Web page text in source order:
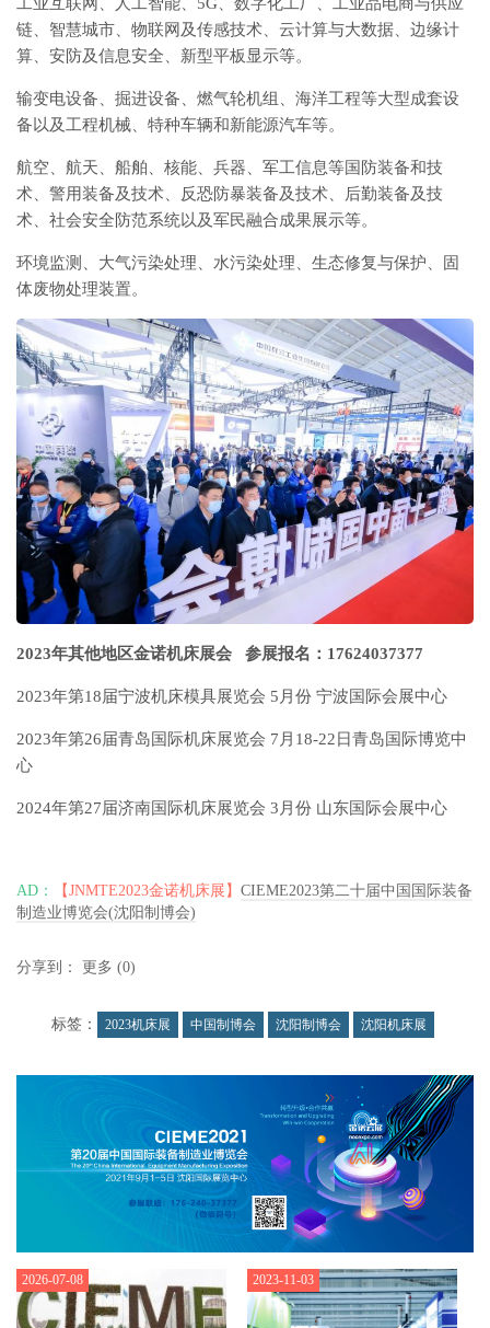
链、智慧城市、物联网及传感技术、云计算与大数据、边缘计
算、安防及信息安全、新型平板显示等。
输变电设备、掘进设备、燃气轮机组、海洋工程等大型成套设
备以及工程机械、特种车辆和新能源汽车等。
航空、航天、船舶、核能、兵器、军工信息等国防装备和技
术、警用装备及技术、反恐防暴装备及技术、后勤装备及技
术、社会安全防范系统以及军民融合成果展示等。
环境监测、大气污染处理、水污染处理、生态修复与保护、固
体废物处理装置。
2023年其他地区金诺机床展会 参展报名：17624037377
2023年第18届宁波机床模具展览会 5月份 宁波国际会展中心
2023年第26届青岛国际机床展览会 7月18-22日青岛国际博览中
心
2024年第27届济南国际机床展览会 3月份 山东国际会展中心
AD： 【JNMTE2023金诺机床展】 CIEME2023第二十届中国国际装备
制造业博览会(沈阳制博会)
分享到： 更多 (0)
标签： 2023机床展 中国制博会 沈阳制博会 沈阳机床展
2026-07-08 2023-11-03